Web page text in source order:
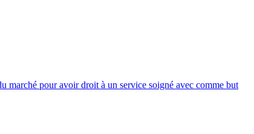
marché pour avoir droit à un service soigné avec comme but